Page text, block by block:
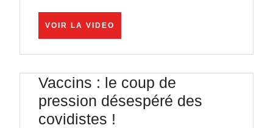
de
tonnerre
! »
Aldo
Sterone
et
VOIR LA VIDEO
Vaccins : le coup de
pression désespéré des
covidistes !